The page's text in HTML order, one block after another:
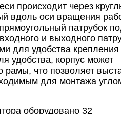
происходит через
вдоль оси вращения
патрубок
и выходного
для удобства крепления
удобства, корпус может
рамы, что позволяет
для монтажа
оборудовано 32